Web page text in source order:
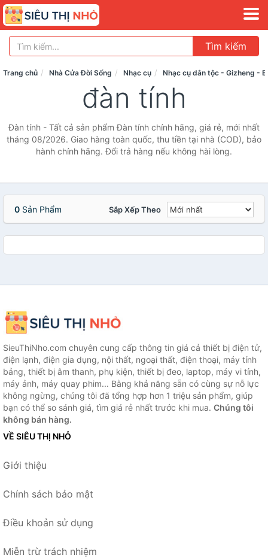
Tìm kiếm
Trang chủ Nhà Cửa Đời Sống Nhạc cụ Nhạc cụ dân tộc - Gizheng -
đàn tính
Đàn tính - Tất cả sản phẩm Đàn tính chính hãng, giá rẻ, mới nhất
tháng 08/2026. Giao hàng toàn quốc, thu tiền tại nhà (COD), bảo
hành chính hãng. Đổi trả hàng nếu không hài lòng.
0 Sản Phẩm Sắp Xếp Theo
SieuThiNho.com chuyên cung cấp thông tin giá cả thiết bị điện tử,
điện lạnh, điện gia dụng, nội thất, ngoại thất, điện thoại, máy tính
bảng, thiết bị âm thanh, phụ kiện, thiết bị đeo, laptop, máy vi tính,
máy ảnh, máy quay phim... Bằng khả năng sẵn có cùng sự nỗ lực
không ngừng, chúng tôi đã tổng hợp hơn 1 triệu sản phẩm, giúp
bạn có thể so sánh giá, tìm giá rẻ nhất trước khi mua. Chúng tôi
không bán hàng.
VỀ SIÊU THỊ NHỎ
Giới thiệu
Chính sách bảo mật
Điều khoản sử dụng
Miễn trừ trách nhiệm